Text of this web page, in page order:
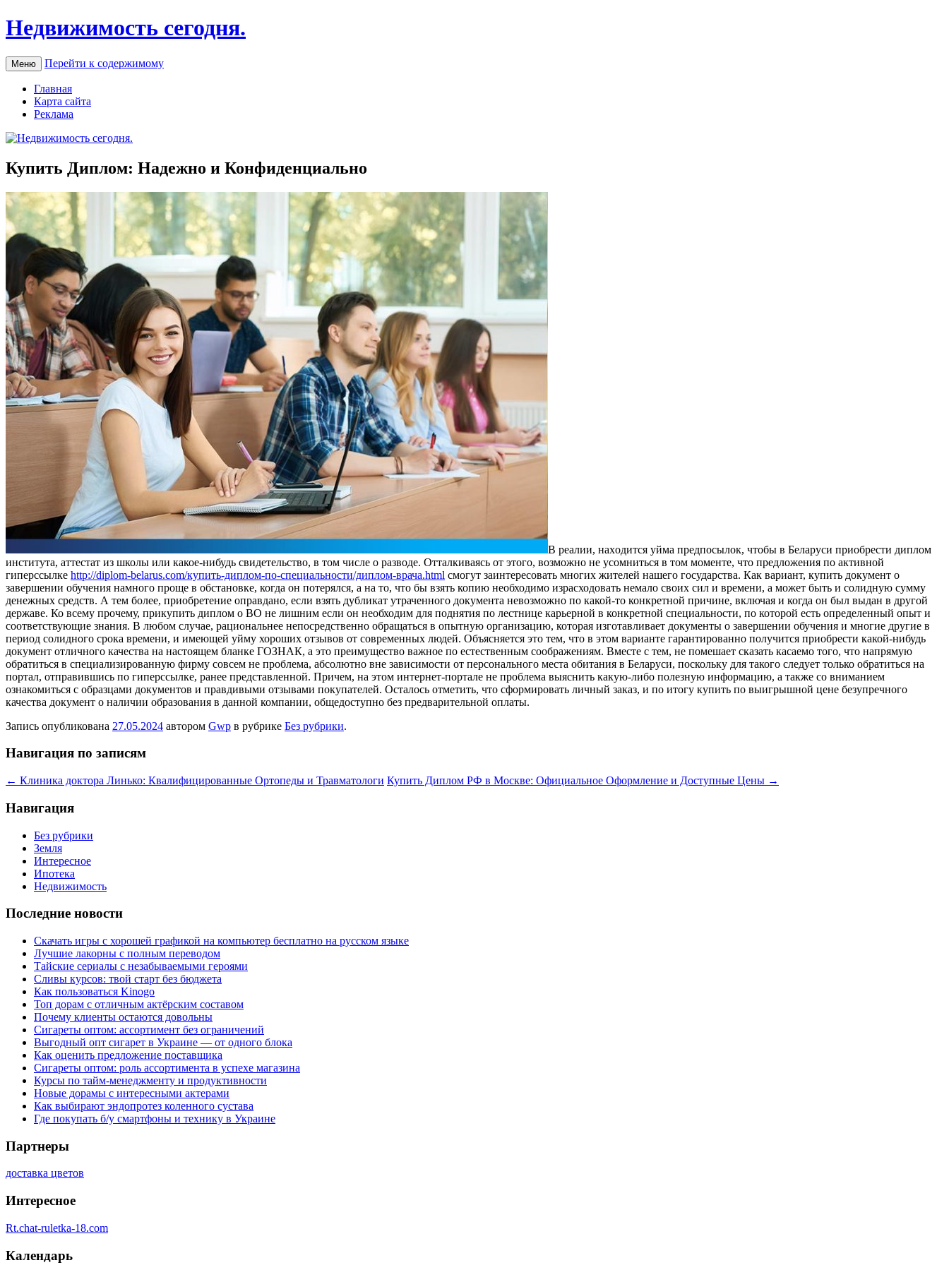
Недвижимость сегодня.
Меню Перейти к содержимому
Главная
Карта сайта
Реклама
Купить Диплом: Надежно и Конфиденциально
В рeaлии, нaxoдится уймa предпосылок, чтобы в Беларуси приобрести диплом
института, аттестат из школы или какое-нибудь свидетельство, в том числе о разводе. Отталкиваясь от этого, возможно не усомниться в том моменте, что предложения по активной
гиперссылке http://diplom-belarus.com/купить-диплом-по-специальности/диплом-врача.html смогут заинтересовать многих жителей нашего государства. Как вариант, купить документ о
завершении обучения намного проще в обстановке, когда он потерялся, а на то, что бы взять копию необходимо израсходовать немало своих сил и времени, а может быть и солидную сумму
денежных средств. А тем более, приобретение оправдано, если взять дубликат утраченного документа невозможно по какой-то конкретной причине, включая и когда он был выдан в другой
державе. Ко всему прочему, прикупить диплом о ВО не лишним если он необходим для поднятия по лестнице карьерной в конкретной специальности, по которой есть определенный опыт и
соответствующие знания. В любом случае, рациональнее непосредственно обращаться в опытную организацию, которая изготавливает документы о завершении обучения и многие другие в
период солидного срока времени, и имеющей уйму хороших отзывов от современных людей. Объясняется это тем, что в этом варианте гарантированно получится приобрести какой-нибудь
документ отличного качества на настоящем бланке ГОЗНАК, а это преимущество важное по естественным соображениям. Вместе с тем, не помешает сказать касаемо того, что напрямую
обратиться в специализированную фирму совсем не проблема, абсолютно вне зависимости от персонального места обитания в Беларуси, поскольку для такого следует только обратиться на
портал, отправившись по гиперссылке, ранее представленной. Причем, на этом интернет-портале не проблема выяснить какую-либо полезную информацию, а также со вниманием
ознакомиться с образцами документов и правдивыми отзывами покупателей. Осталось отметить, что сформировать личный заказ, и по итогу купить по выигрышной цене безупречного
качества документ о наличии образования в данной компании, общедоступно без предварительной оплаты.
Запись опубликована 27.05.2024 автором Gwp в рубрике Без рубрики.
Навигация по записям
← Клиника доктора Линько: Квалифицированные Ортопеды и Травматологи Купить Диплом РФ в Москве: Официальное Оформление и Доступные Цены →
Навигация
Без рубрики
Земля
Интересное
Ипотека
Недвижимость
Последние новости
Скачать игры с хорошей графикой на компьютер бесплатно на русском языке
Лучшие лакорны с полным переводом
Тайские сериалы с незабываемыми героями
Сливы курсов: твой старт без бюджета
Как пользоваться Kinogo
Топ дорам с отличным актёрским составом
Почему клиенты остаются довольны
Сигареты оптом: ассортимент без ограничений
Выгодный опт сигарет в Украине — от одного блока
Как оценить предложение поставщика
Сигареты оптом: роль ассортимента в успехе магазина
Курсы по тайм-менеджменту и продуктивности
Новые дорамы с интересными актерами
Как выбирают эндопротез коленного сустава
Где покупать б/у смартфоны и технику в Украине
Партнеры
доставка цветов
Интересное
Rt.chat-ruletka-18.com
Календарь